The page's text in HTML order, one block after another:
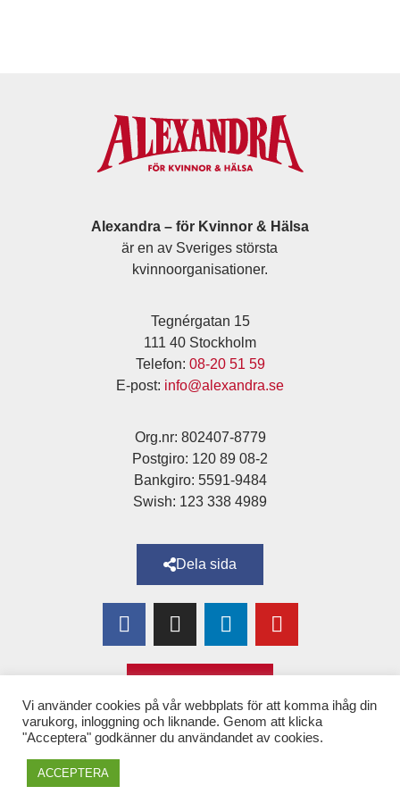
Alexandra – för Kvinnor & Hälsa
är en av Sveriges största
kvinnoorganisationer.
Tegnérgatan 15
111 40 Stockholm
Telefon: 08-20 51 59
E-post: info@alexandra.se
Org.nr: 802407-8779
Postgiro: 120 89 08-2
Bankgiro: 5591-9484
Swish: 123 338 4989
Dela sida
Copyright © 2025 Alexandra
(tidigare 1,6 & 2,6 miljonerklubben)
Vi använder cookies på vår webbplats för att komma ihåg din
varukorg, inloggning och liknande. Genom att klicka
"Acceptera" godkänner du användandet av cookies.
ACCEPTERA